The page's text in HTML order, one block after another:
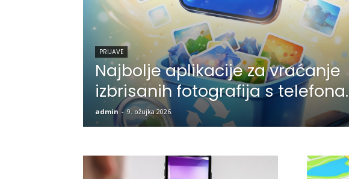
PRIJAVE
Najbolje aplikacije za vraćanje
izbrisanih fotografija s telefona.
admin - 9. ožujka 2026.